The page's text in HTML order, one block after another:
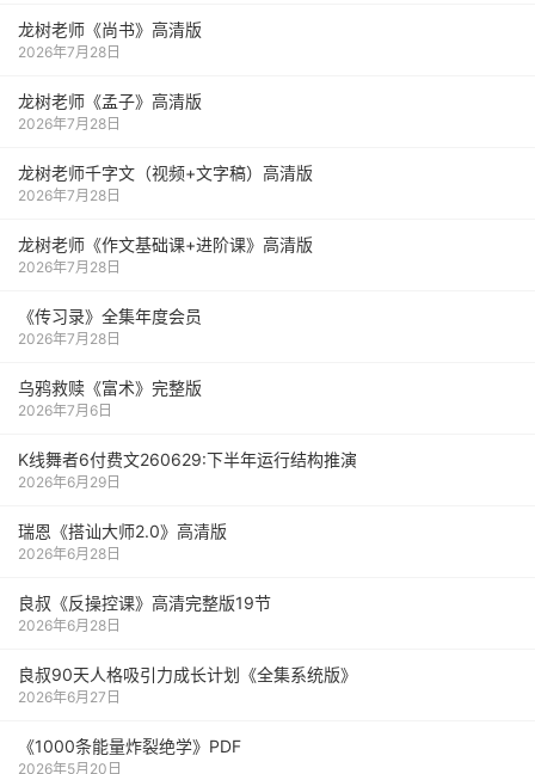
龙树老师《尚书》高清版
2026年7月28日
龙树老师《孟子》高清版
2026年7月28日
龙树老师千字文（视频+文字稿）高清版
2026年7月28日
龙树老师《作文基础课+进阶课》高清版
2026年7月28日
《传习录》全集年度会员
2026年7月28日
乌鸦救赎《富术》完整版
2026年7月6日
K线舞者6付费文260629:下半年运行结构推演
2026年6月29日
瑞恩《搭讪大师2.0》高清版
2026年6月28日
良叔《反操控课》高清完整版19节
2026年6月28日
良叔90天人格吸引力成长计划《全集系统版》
2026年6月27日
《1000‮能条‬‎量‮裂炸‬‎绝学》PDF
2026年5月20日